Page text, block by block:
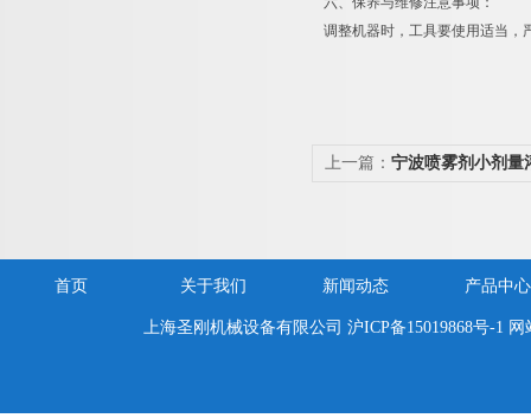
调整机器时，工具要使用适当，
上一篇： 宁波喷雾剂小剂量
首页 关于我们 新闻动态 产品中心
上海圣刚机械设备有限公司沪ICP备15019868号-1 网